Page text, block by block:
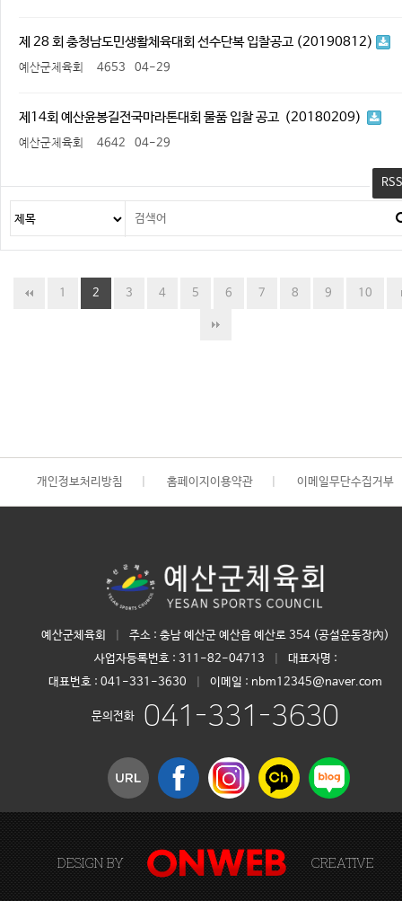
제 28 회 충청남도민생활체육대회 선수단복 입찰공고 (20190812)
예산군체육회 4653 04-29
제14회 예산윤봉길전국마라톤대회 물품 입찰 공고 (20180209)
예산군체육회 4642 04-29
RSS
1 2 3 4 5 6 7 8 9 10
개인정보처리방침 홈페이지이용약관 이메일무단수집거부
예산군체육회
주소 : 충남 예산군 예산읍 예산로 354 (공설운동장內)
사업자등록번호 : 311-82-04713
대표자명 :
대표번호 : 041-331-3630 이메일 : nbm12345@naver.com
문의전화 041-331-3630
DESIGN BY CREATIVE